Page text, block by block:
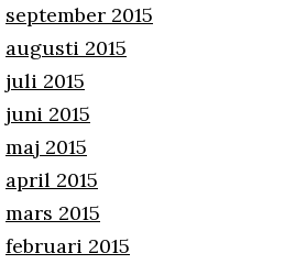
september 2015
augusti 2015
juli 2015
juni 2015
maj 2015
april 2015
mars 2015
februari 2015